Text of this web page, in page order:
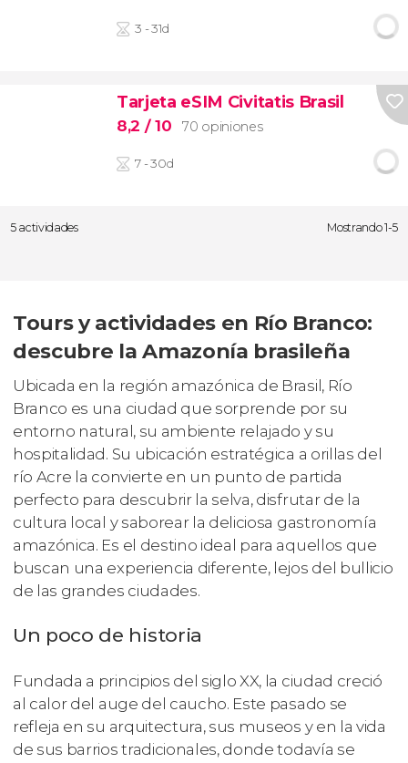
3 - 31d
Tarjeta eSIM Civitatis Brasil
8,2 / 10 70 opiniones
7 - 30d
5 actividades Mostrando 1-5
Tours y actividades en Río Branco:
descubre la Amazonía brasileña
Ubicada en la región amazónica de Brasil, Río
Branco es una ciudad que sorprende por su
entorno natural, su ambiente relajado y su
hospitalidad. Su ubicación estratégica a orillas del
río Acre la convierte en un punto de partida
perfecto para descubrir la selva, disfrutar de la
cultura local y saborear la deliciosa gastronomía
amazónica. Es el destino ideal para aquellos que
buscan una experiencia diferente, lejos del bullicio
de las grandes ciudades.
Un poco de historia
Fundada a principios del siglo XX, la ciudad creció
al calor del auge del caucho. Este pasado se
refleja en su arquitectura, sus museos y en la vida
de sus barrios tradicionales, donde todavía se